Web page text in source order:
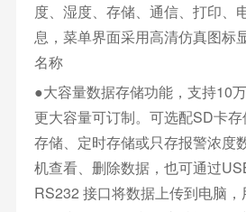
度、湿度、存储、通信、打印、
息，菜单界面采用高清仿真图标
名称
●大容量数据存储功能，支持10
更大容量可订制。可选配SD卡
存储、定时存储或只存报警浓度
机查看、删除数据，也可通过
RS232 接口将数据上传到电脑